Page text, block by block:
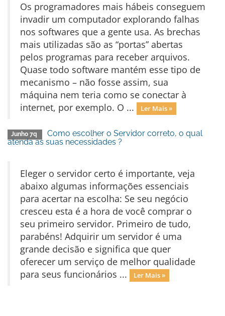
Os programadores mais hábeis conseguem
invadir um computador explorando falhas
nos softwares que a gente usa. As brechas
mais utilizadas são as “portas” abertas
pelos programas para receber arquivos.
Quase todo software mantém esse tipo de
mecanismo – não fosse assim, sua
máquina nem teria como se conectar à
internet, por exemplo. O ...
Ler Mais »
Junho 7q
Como escolher o Servidor correto, o qual
atenda as suas necessidades ?
Eleger o servidor certo é importante, veja
abaixo algumas informações essenciais
para acertar na escolha: Se seu negócio
cresceu esta é a hora de você comprar o
seu primeiro servidor. Primeiro de tudo,
parabéns! Adquirir um servidor é uma
grande decisão e significa que quer
oferecer um serviço de melhor qualidade
para seus funcionários ...
Ler Mais »